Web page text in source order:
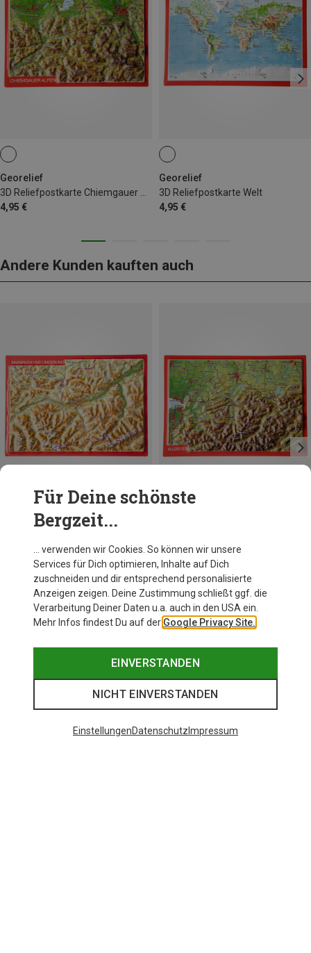
Georelief
4,95 €
Georelief
3D Reliefpostkarte Welt
4,95 €
Andere Kunden kauften auch
Georelief
3D Reliefpostkarte Innsbruck und Umgebung
Georelief
3D Reliefpostkarte Allgäu Süd
4,95 €
Für Deine schönste
Bergzeit...
… verwenden wir Cookies. So können wir unsere
Services für Dich optimieren, Inhalte auf Dich
zuschneiden und dir entsprechend personalisierte
Anzeigen zeigen. Deine Zustimmung schließt ggf. die
Verarbeitung Deiner Daten u.a. auch in den USA ein.
Mehr Infos findest Du auf der Google Privacy Site.
EINVERSTANDEN
NICHT EINVERSTANDEN
EinstellungenDatenschutz Impressum